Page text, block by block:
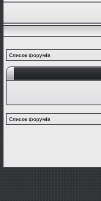
Список форумів
Список форумів